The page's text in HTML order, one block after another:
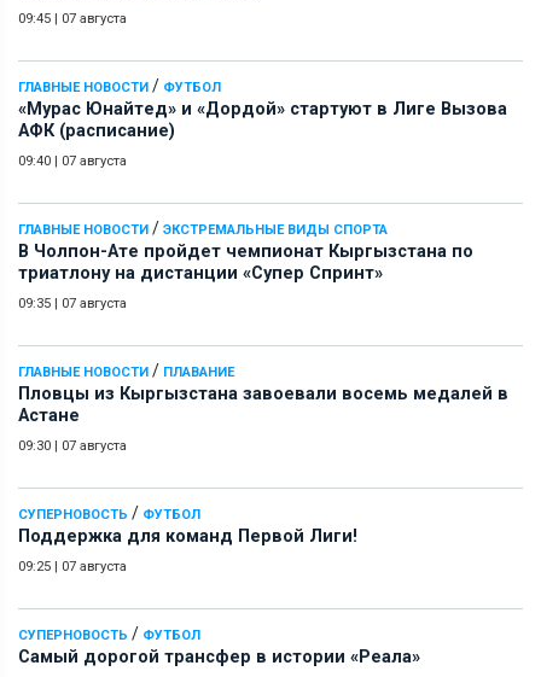
09:45 | 07 августа
ГЛАВНЫЕ НОВОСТИ / ФУТБОЛ
«Мурас Юнайтед» и «Дордой» стартуют в Лиге Вызова
АФК (расписание)
09:40 | 07 августа
ГЛАВНЫЕ НОВОСТИ / ЭКСТРЕМАЛЬНЫЕ ВИДЫ СПОРТА
В Чолпон-Ате пройдет чемпионат Кыргызстана по
триатлону на дистанции «Супер Спринт»
09:35 | 07 августа
ГЛАВНЫЕ НОВОСТИ / ПЛАВАНИЕ
Пловцы из Кыргызстана завоевали восемь медалей в
Астане
09:30 | 07 августа
СУПЕРНОВОСТЬ / ФУТБОЛ
Поддержка для команд Первой Лиги!
09:25 | 07 августа
СУПЕРНОВОСТЬ / ФУТБОЛ
Самый дорогой трансфер в истории «Реала»